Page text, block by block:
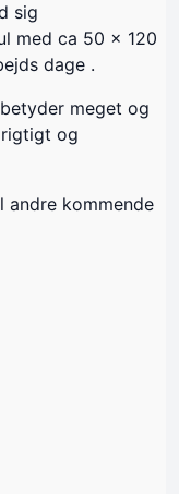
sig
med ca 50 x 120
dage .
meget og
og
andre kommende